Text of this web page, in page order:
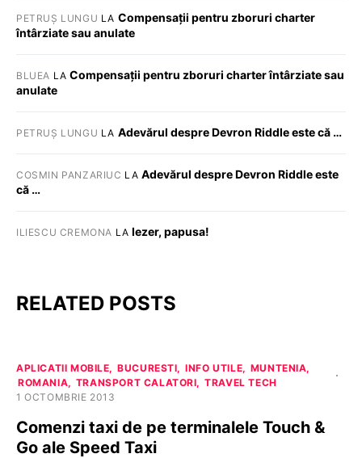
PETRUȘ LUNGU LA Compensații pentru zboruri charter
întârziate sau anulate
BLUEA LACompensații pentru zboruri charter întârziate sau
anulate
PETRUȘ LUNGU LA Adevărul despre Devron Riddle este că …
COSMIN PANZARIUC LA Adevărul despre Devron Riddle este
că …
ILIESCU CREMONA LA Iezer, papusa!
RELATED POSTS
APLICATII MOBILE BUCURESTI INFO UTILE
MUNTENIA
ROMANIA
TRANSPORT CALATORI
TRAVEL TECH
1 OCTOMBRIE 2013
Comenzi taxi de pe terminalele Touch &
Go ale Speed Taxi